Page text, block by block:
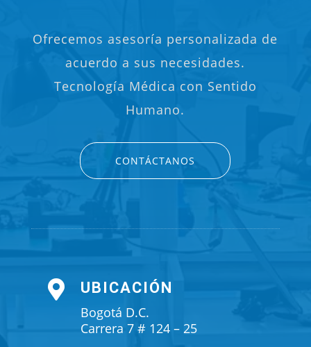
Ofrecemos asesoría personalizada de
acuerdo a sus necesidades.
Tecnología Médica con Sentido
Humano.
CONTÁCTANOS
 UBICACIÓN
Bogotá D.C.
Carrera 7 # 124 – 25